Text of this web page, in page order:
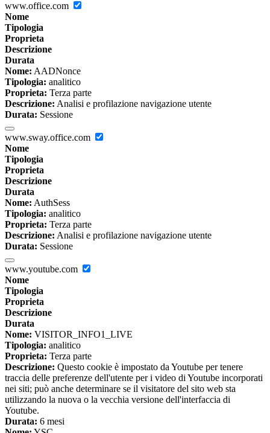
www.office.com
Nome
Tipologia
Proprieta
Descrizione
Durata
Nome: AADNonce
Tipologia: analitico
Proprieta: Terza parte
Descrizione: Analisi e profilazione navigazione utente
Durata: Sessione
www.sway.office.com
Nome
Tipologia
Proprieta
Descrizione
Durata
Nome: AuthSess
Tipologia: analitico
Proprieta: Terza parte
Descrizione: Analisi e profilazione navigazione utente
Durata: Sessione
www.youtube.com
Nome
Tipologia
Proprieta
Descrizione
Durata
Nome: VISITOR_INFO1_LIVE
Tipologia: analitico
Proprieta: Terza parte
Descrizione: Questo cookie è impostato da Youtube per tenere
traccia delle preferenze dell'utente per i video di Youtube incorporati
nei siti; può anche determinare se il visitatore del sito web sta
utilizzando la nuova o la vecchia versione dell'interfaccia di
Youtube.
Durata: 6 mesi